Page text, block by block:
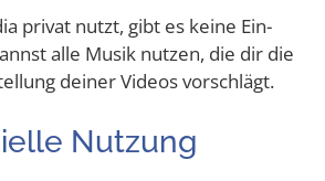
pri­vat nutzt, gibt es kei­ne Ein­
alle Musik nut­zen, die dir die
dei­ner Vide­os vorschlägt.
Nutzung